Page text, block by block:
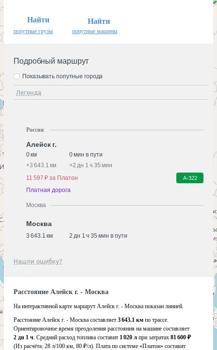
Найти
попутные грузы
Найти
попутные машины
Подробный маршрут
Легенда
Показывать попутные города
Россия
Алейск г.
0 км
0 мин в пути
+3 643.1 км +2 дн 1 ч 35 мин
11 597 ₽ за Платон
А-322
Платная дорога
Москва
Москва
3 643.1 км 2 дн 1 ч 35 мин в пути
Нашли ошибку?
Расстояние Алейск г. - Москва
На интерактивной карте маршрут Алейск г. - Москва показан линией.
Расстояние Алейск г. - Москва составляет 3 643.1 км по трассе.
Ориентировочное время преодоления расстояния на машине составляет
2 дн 1 ч. Средний расход топлива составит 1 020 л при затратах 81 600 ₽
(Из расчёта: 28 л/100 км, 80 ₽/л). Плата по системе «Платон» составит